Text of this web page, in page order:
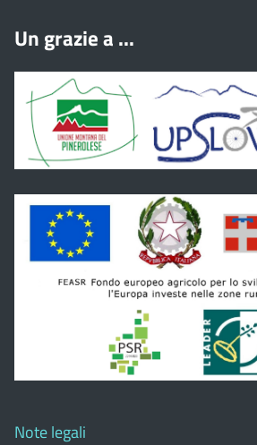
Un grazie a ...
Note legali